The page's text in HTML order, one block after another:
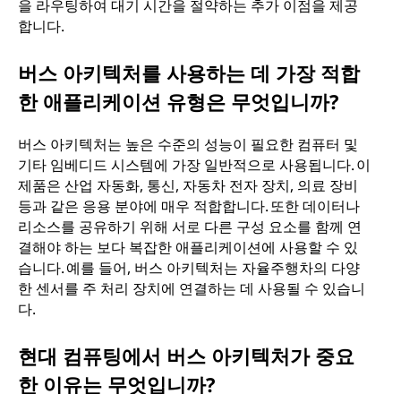
을 라우팅하여 대기 시간을 절약하는 추가 이점을 제공
합니다.
버스 아키텍처를 사용하는 데 가장 적합
한 애플리케이션 유형은 무엇입니까?
버스 아키텍처는 높은 수준의 성능이 필요한 컴퓨터 및
기타 임베디드 시스템에 가장 일반적으로 사용됩니다. 이
제품은 산업 자동화, 통신, 자동차 전자 장치, 의료 장비
등과 같은 응용 분야에 매우 적합합니다. 또한 데이터나
리소스를 공유하기 위해 서로 다른 구성 요소를 함께 연
결해야 하는 보다 복잡한 애플리케이션에 사용할 수 있
습니다. 예를 들어, 버스 아키텍처는 자율주행차의 다양
한 센서를 주 처리 장치에 연결하는 데 사용될 수 있습니
다.
현대 컴퓨팅에서 버스 아키텍처가 중요
한 이유는 무엇입니까?